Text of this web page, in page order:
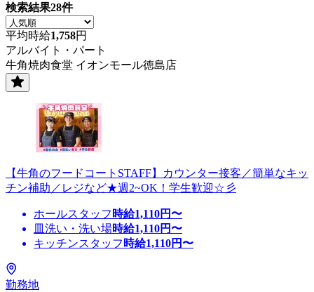
検索結果28件
平均時給1,758円
アルバイト・パート
牛角焼肉食堂 イオンモール徳島店
【牛角のフードコートSTAFF】カウンター接客／簡単なキッ
チン補助／レジなど★週2~OK！学生歓迎☆彡
ホールスタッフ 時給1,110円〜
皿洗い・洗い場時給1,110円〜
キッチンスタッフ 時給1,110円〜
勤務地